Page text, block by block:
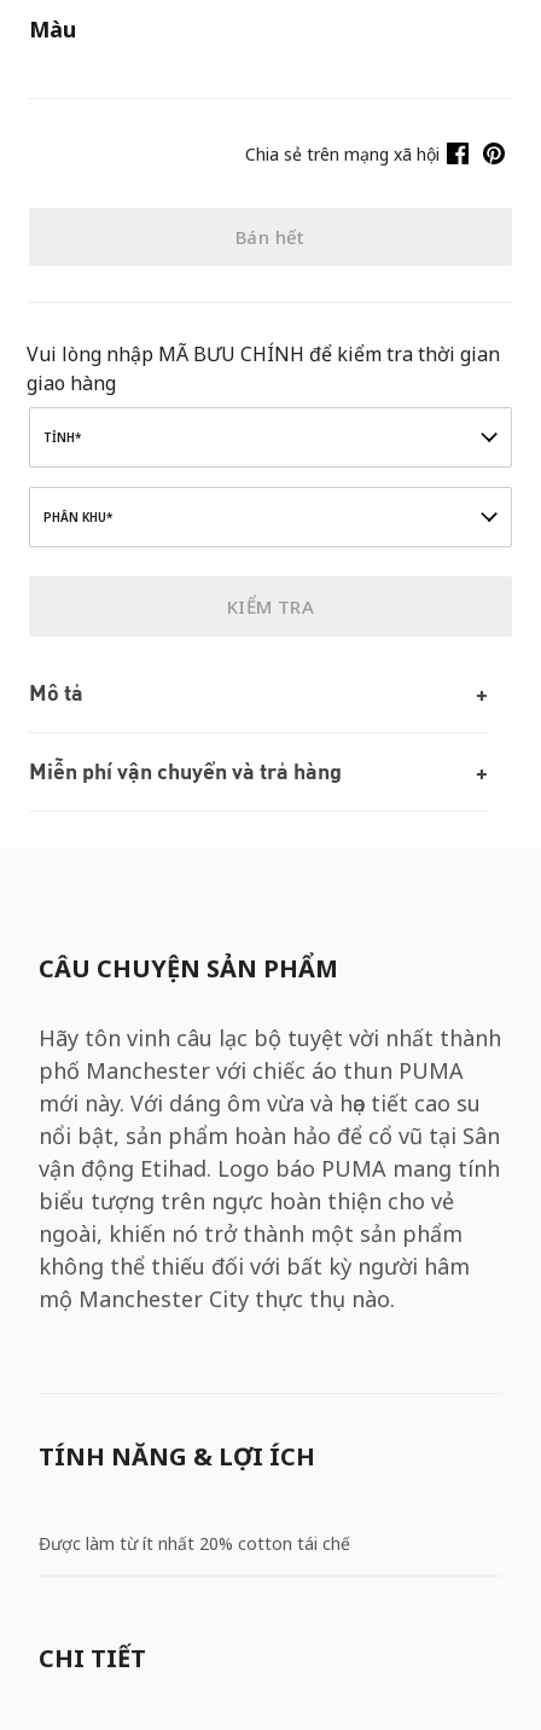
Màu
Chia sẻ trên mạng xã hội
Bán hết
Vui lòng nhập MÃ BƯU CHÍNH để kiểm tra thời gian
giao hàng
TỈNH*
PHÂN KHU*
KIỂM TRA
Mô tả
Miễn phí vận chuyển và trả hàng
CÂU CHUYỆN SẢN PHẨM
Hãy tôn vinh câu lạc bộ tuyệt vời nhất thành
phố Manchester với chiếc áo thun PUMA
mới này. Với dáng ôm vừa và họa tiết cao su
nổi bật, sản phẩm hoàn hảo để cổ vũ tại Sân
vận động Etihad. Logo báo PUMA mang tính
biểu tượng trên ngực hoàn thiện cho vẻ
ngoài, khiến nó trở thành một sản phẩm
không thể thiếu đối với bất kỳ người hâm
mộ Manchester City thực thụ nào.
TÍNH NĂNG & LỢI ÍCH
Được làm từ ít nhất 20% cotton tái chế
CHI TIẾT